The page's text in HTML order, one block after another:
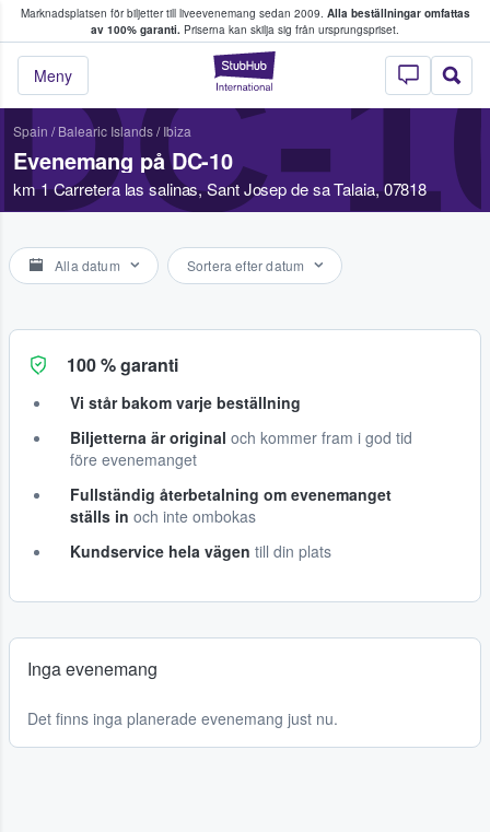
Marknadsplatsen för biljetter till liveevenemang sedan 2009. Alla beställningar omfattas
av 100% garanti. Priserna kan skilja sig från ursprungspriset.
StubHub – där
Meny
köper och säljer biljetter.
Spain / Balearic Islands/ Ibiza
Evenemang på DC-10
km 1 Carretera las salinas, Sant Josep de sa Talaia, 07818
Alla datum Sortera efter datum
100 % garanti
Vi står bakom varje beställning
Biljetterna är original och kommer fram i god tid
före evenemanget
Fullständig återbetalning om evenemanget
ställs in och inte ombokas
Kundservice hela vägen till din plats
Inga evenemang
Det finns inga planerade evenemang just nu.